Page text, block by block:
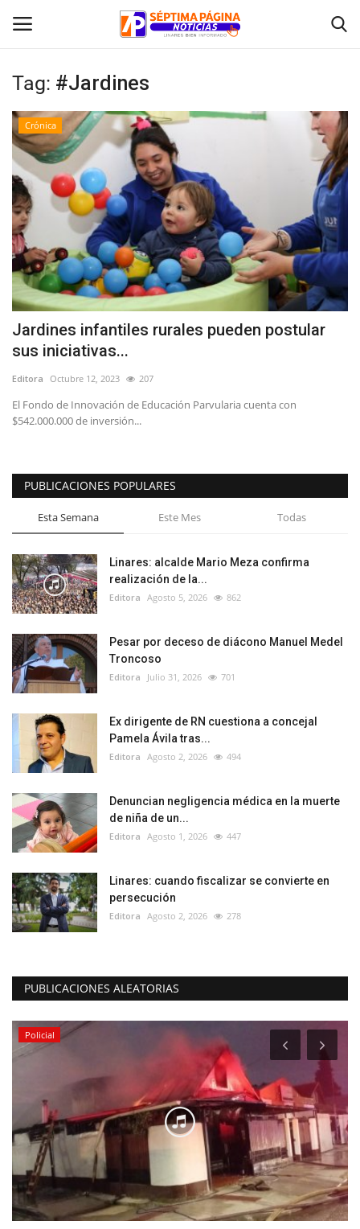
Inicio
Crónica
Policial
Tribunales
Deporte
Política
Espectáculos
Tag: #Jardines
Crónica
Jardines infantiles rurales pueden postular
sus iniciativas...
Editora Octubre 12, 2023 207
El Fondo de Innovación de Educación Parvularia cuenta con
$542.000.000 de inversión...
PUBLICACIONES POPULARES
Esta Semana Este Mes Todas
Linares: alcalde Mario Meza confirma
realización de la...
Editora Agosto 5, 2026 862
Pesar por deceso de diácono Manuel Medel
Troncoso
Editora Julio 31, 2026 701
Ex dirigente de RN cuestiona a concejal
Pamela Ávila tras...
Editora Agosto 2, 2026 494
Denuncian negligencia médica en la muerte
de niña de un...
Editora Agosto 1, 2026 447
Linares: cuando fiscalizar se convierte en
persecución
Editora Agosto 2, 2026 278
PUBLICACIONES ALEATORIAS
Policial